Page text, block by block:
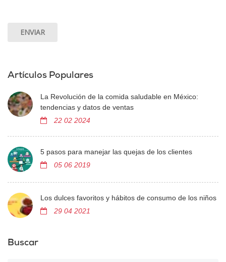
Artículos Populares
La Revolución de la comida saludable en México:
tendencias y datos de ventas
22 02 2024
5 pasos para manejar las quejas de los clientes
05 06 2019
Los dulces favoritos y hábitos de consumo de los niños
29 04 2021
Buscar